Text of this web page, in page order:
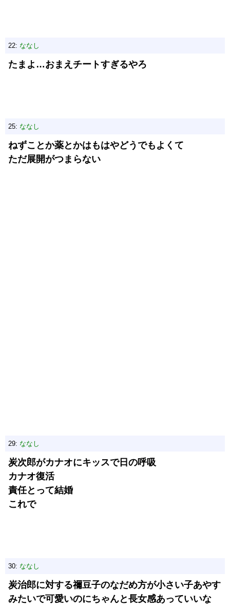
22: ななし
たまよ…おまえチートすぎるやろ
25: ななし
ねずことか薬とかはもはやどうでもよくて
ただ展開がつまらない
29: ななし
炭次郎がカナオにキッスで日の呼吸
カナオ復活
責任とって結婚
これで
30: ななし
炭治郎に対する禰豆子のなだめ方が小さい子あやす
みたいで可愛いのにちゃんと長女感あっていいな